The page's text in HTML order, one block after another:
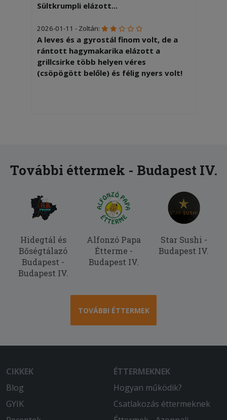
Sültkrumpli elázott...
2026-01-11 - Zoltán:
A leves és a gyrostál finom volt, de a
rántott hagymakarika elázott a
grillcsirke több helyen véres
(csöpögött belőle) és félig nyers volt!
További éttermek - Budapest IV.
Hidegtál és
Bőségtálazó
Budapest -
Budapest IV.
Alfonzó Papa
Étterme -
Budapest IV.
Star Sushi -
Budapest IV.
TOVÁBBI ÉTTERMEK
CIKKEK
Blog
GYIK
ÉTTERMEKNEK
Hogyan működik?
Csatlakozás éttermeknek